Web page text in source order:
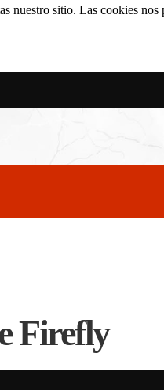
nuestro sitio. Las cookies nos
Firefly